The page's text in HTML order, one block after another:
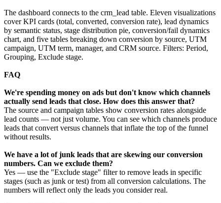
The dashboard connects to the crm_lead table. Eleven visualizations
cover KPI cards (total, converted, conversion rate), lead dynamics
by semantic status, stage distribution pie, conversion/fail dynamics
chart, and five tables breaking down conversion by source, UTM
campaign, UTM term, manager, and CRM source. Filters: Period,
Grouping, Exclude stage.
FAQ
We're spending money on ads but don't know which channels
actually send leads that close. How does this answer that?
The source and campaign tables show conversion rates alongside
lead counts — not just volume. You can see which channels produce
leads that convert versus channels that inflate the top of the funnel
without results.
We have a lot of junk leads that are skewing our conversion
numbers. Can we exclude them?
Yes — use the "Exclude stage" filter to remove leads in specific
stages (such as junk or test) from all conversion calculations. The
numbers will reflect only the leads you consider real.